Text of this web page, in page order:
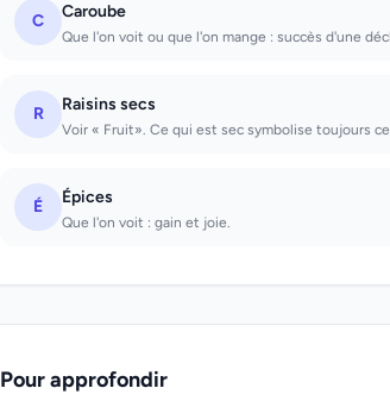
C Caroube
Que l'on voit ou que l'on mange : succès d'une
R Raisins secs
Voir « Fruit». Ce qui est sec symbolise toujours
É Épices
Que l'on voit : gain et joie.
Pour approfondir